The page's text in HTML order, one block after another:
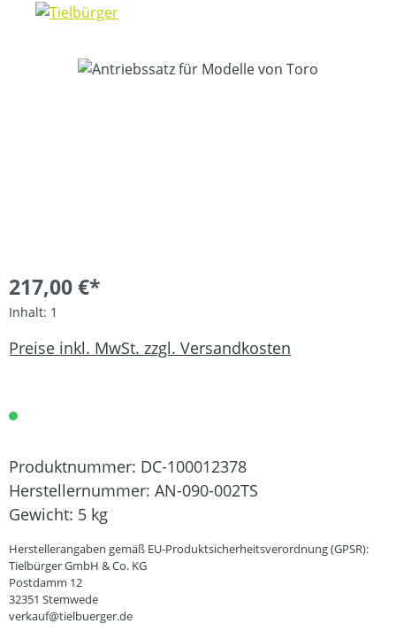
Bildergalerie überspringen
217,00 €*
Inhalt: 1
Preise inkl. MwSt. zzgl. Versandkosten
Produktnummer: DC-100012378
Herstellernummer: AN-090-002TS
Gewicht: 5 kg
Herstellerangaben gemäß EU-Produktsicherheitsverordnung (GPSR):
Tielbürger GmbH & Co. KG
Postdamm 12
32351 Stemwede
verkauf@tielbuerger.de